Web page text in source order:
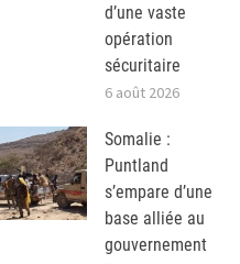
d’une vaste
opération
sécuritaire
6 août 2026
Somalie :
Puntland
s’empare d’une
base alliée au
gouvernement